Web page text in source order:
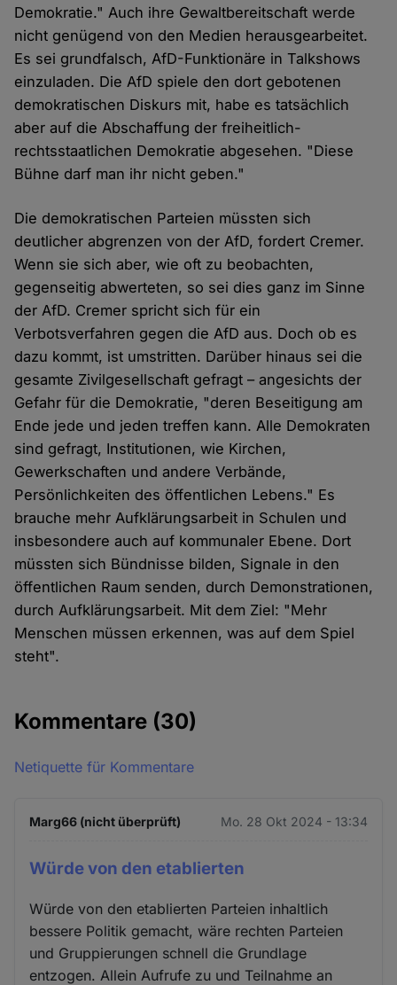
Demokratie." Auch ihre Gewaltbereitschaft werde
nicht genügend von den Medien herausgearbeitet.
Es sei grundfalsch, AfD-Funktionäre in Talkshows
einzuladen. Die AfD spiele den dort gebotenen
demokratischen Diskurs mit, habe es tatsächlich
aber auf die Abschaffung der freiheitlich-
rechtsstaatlichen Demokratie abgesehen. "Diese
Bühne darf man ihr nicht geben."
Die demokratischen Parteien müssten sich
deutlicher abgrenzen von der AfD, fordert Cremer.
Wenn sie sich aber, wie oft zu beobachten,
gegenseitig abwerteten, so sei dies ganz im Sinne
der AfD. Cremer spricht sich für ein
Verbotsverfahren gegen die AfD aus. Doch ob es
dazu kommt, ist umstritten. Darüber hinaus sei die
gesamte Zivilgesellschaft gefragt – angesichts der
Gefahr für die Demokratie, "deren Beseitigung am
Ende jede und jeden treffen kann. Alle Demokraten
sind gefragt, Institutionen, wie Kirchen,
Gewerkschaften und andere Verbände,
Persönlichkeiten des öffentlichen Lebens." Es
brauche mehr Aufklärungsarbeit in Schulen und
insbesondere auch auf kommunaler Ebene. Dort
müssten sich Bündnisse bilden, Signale in den
öffentlichen Raum senden, durch Demonstrationen,
durch Aufklärungsarbeit. Mit dem Ziel: "Mehr
Menschen müssen erkennen, was auf dem Spiel
steht".
Kommentare (30)
Netiquette für Kommentare
Marg66 (nicht überprüft) Mo. 28 Okt 2024 - 13:34
Würde von den etablierten
Würde von den etablierten Parteien inhaltlich
bessere Politik gemacht, wäre rechten Parteien
und Gruppierungen schnell die Grundlage
entzogen. Allein Aufrufe zu und Teilnahme an